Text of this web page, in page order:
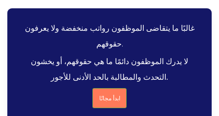
غالبًا ما يتقاضى الموظفون رواتب منخفضة ولا يعرفون
حقوقهم.
لا يدرك الموظفون دائمًا ما هي حقوقهم، أو يخشون
التحدث والمطالبة بالحد الأدنى للأجور.
ابدأ مجانًا